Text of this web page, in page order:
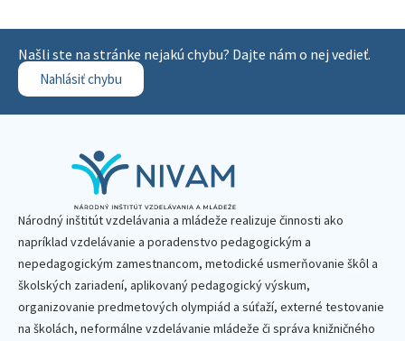
Našli ste na stránke nejakú chybu? Dajte nám o nej vedieť.
Nahlásiť chybu
Národný inštitút vzdelávania a mládeže realizuje činnosti ako
napríklad vzdelávanie a poradenstvo pedagogickým a
nepedagogickým zamestnancom, metodické usmerňovanie škôl a
školských zariadení, aplikovaný pedagogický výskum,
organizovanie predmetových olympiád a súťaží, externé testovanie
na školách, neformálne vzdelávanie mládeže či správa knižničného